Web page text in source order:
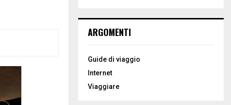
h
o
:
ARGOMENTI
Guide di viaggio
Internet
Viaggiare